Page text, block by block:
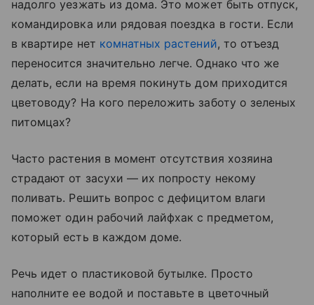
надолго уезжать из дома. Это может быть отпуск,
командировка или рядовая поездка в гости. Если
в квартире нет комнатных растений, то отъезд
переносится значительно легче. Однако что же
делать, если на время покинуть дом приходится
цветоводу? На кого переложить заботу о зеленых
питомцах?
Часто растения в момент отсутствия хозяина
страдают от засухи — их попросту некому
поливать. Решить вопрос с дефицитом влаги
поможет один рабочий лайфхак с предметом,
который есть в каждом доме.
Речь идет о пластиковой бутылке. Просто
наполните ее водой и поставьте в цветочный